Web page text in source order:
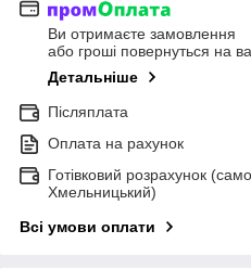
Ви отримаєте замовлення
або гроші повернуться на
Детальніше
Післяплата
Оплата на рахунок
Готівковий розрахунок
Хмельницький)
Всі умови оплати